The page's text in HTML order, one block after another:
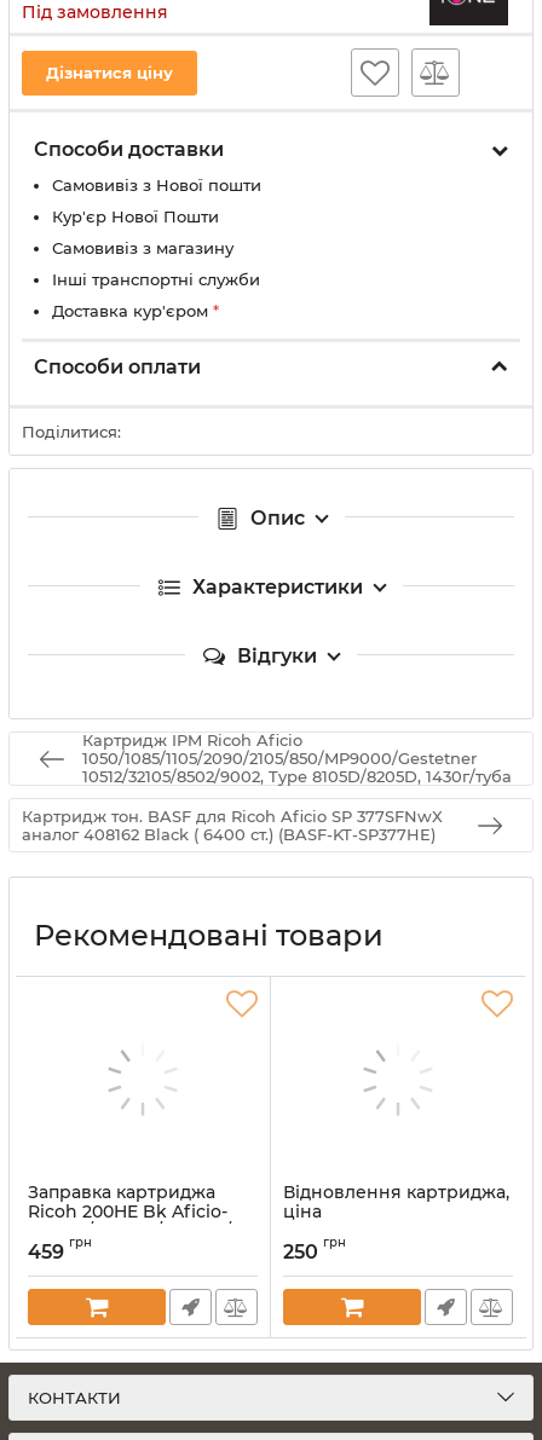
Під замовлення
Дізнатися ціну
Способи доставки
Самовивіз з Нової пошти
Кур'єр Нової Пошти
Самовивіз з магазину
Інші транспортні служби
Доставка кур'єром *
Способи оплати
Поділитися:
Опис
Характеристики
Відгуки
Картридж IPM Ricoh Aficio
1050/1085/1105/2090/2105/850/MP9000/Gestetner
10512/32105/8502/9002, Type 8105D/8205D, 1430г/туба
Картридж тон. BASF для Ricoh Aficio SP 377SFNwX
аналог 408162 Black ( 6400 ст.) (BASF-KT-SP377HE)
Рекомендовані товари
Заправка картриджа
Ricoh 200HE Bk Aficio-
SP200 / SP202 / SP203 /
SP210 / SP212
Артикул:ZK-407262
459 грн
Відновлення картриджа,
ціна
250 грн
КОНТАКТИ